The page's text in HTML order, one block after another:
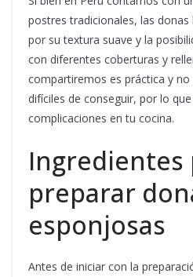
postres tradicionales, las
por su textura suave y la
con diferentes coberturas y
compartiremos es práctica y no
difíciles de conseguir, por lo
complicaciones en tu cocina.
Ingredientes
preparar
esponjosas
Antes de iniciar con la